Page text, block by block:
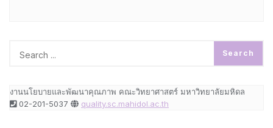
งานนโยบายและพัฒนาคุณภาพ คณะวิทยาศาสตร์ มหาวิทยาลัยมหิดล
02-201-5037
quality.sc.mahidol.ac.th